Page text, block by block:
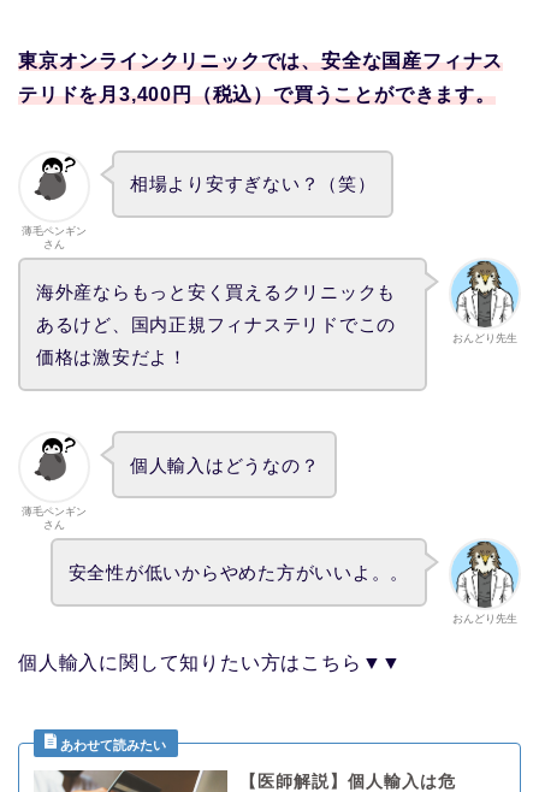
東京オンラインクリニックでは、安全な国産フィナス
テリドを月3,400円（税込）で買うことができます。
薄毛ペンギン
さん
相場より安すぎない？（笑）
おんどり先生
海外産ならもっと安く買えるクリニックも
あるけど、国内正規フィナステリドでこの
価格は激安だよ！
薄毛ペンギン
さん
個人輸入はどうなの？
おんどり先生
安全性が低いからやめた方がいいよ。。
個人輸入に関して知りたい方はこちら▼▼
【医師解説】個人輸入は危